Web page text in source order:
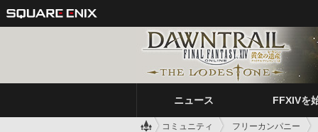
ニュース FFXIVを
コミュニティ フリーカンパニー